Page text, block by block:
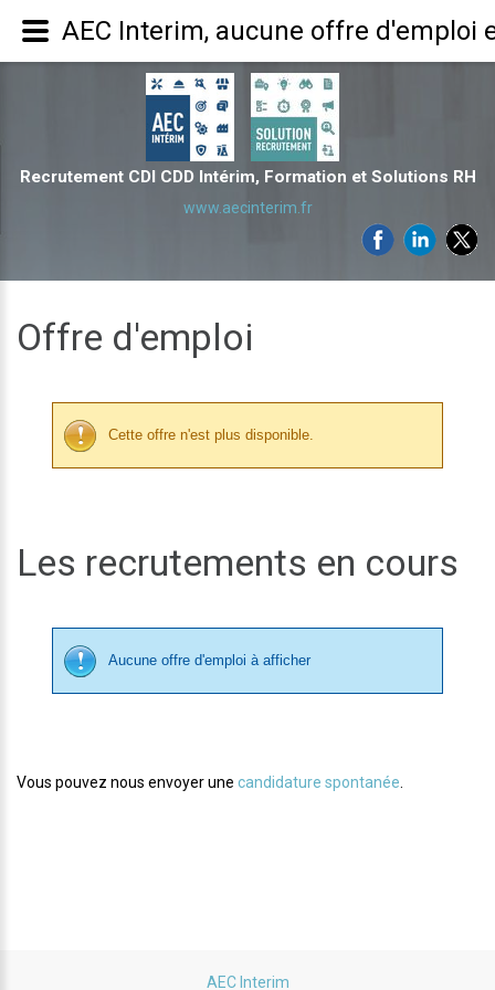
Recrutement CDI CDD Intérim, Formation et Solutions RH
www.aecinterim.fr
Offre d'emploi
Cette offre n'est plus disponible.
Les recrutements en cours
Aucune offre d'emploi à afficher
Vous pouvez nous envoyer une candidature spontanée
AEC Interim
AEC Interim, aucune offre d'emploi